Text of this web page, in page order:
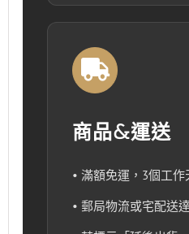
商品&運送
• 滿額免運，3個工作
• 郵局物流或宅配送